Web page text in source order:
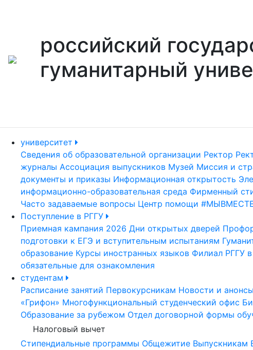
российский
гуманитарный
университет
Сведения об образовательной организации Ректор
журналы Ассоциация выпускников Музей Миссия и
документы и приказы Информационная открытость
информационно-образовательная среда Фирменный
Часто задаваемые вопросы Центр помощи
Поступление в РГГУ
Приемная кампания 2026 Дни открытых дверей
подготовки к ЕГЭ и вступительным испытаниям
образование Курсы иностранных языков Филиал РГГУ
обязательные для ознакомления
студентам
Расписание занятий Первокурсникам Новости и
«Грифон» Многофункциональный студенческий офис
Образование за рубежом Отдел договорной формы
Налоговый вычет
Стипендиальные программы Общежитие Выпускникам